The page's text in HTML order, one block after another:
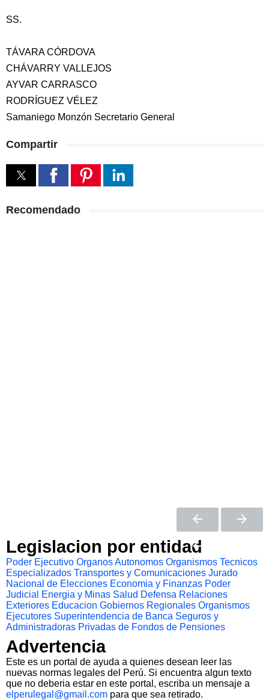
SS.
TÁVARA CÓRDOVA
CHÁVARRY VALLEJOS
AYVAR CARRASCO
RODRÍGUEZ VÉLEZ
Samaniego Monzón Secretario General
Compartir
Recomendado
Legislacion por entidad
Poder Ejecutivo Organos Autonomos Organismos Tecnicos
Especializados Transportes y Comunicaciones Jurado
Nacional de Elecciones Economia y Finanzas Poder
Judicial
Energia y Minas Salud Defensa Relaciones
Exteriores Educacion Gobiernos Regionales Organismos
Ejecutores Superintendencia de Banca Seguros y
Administradoras Privadas de Fondos de Pensiones
Advertencia
Este es un portal de ayuda a quienes desean leer las
nuevas normas legales del Perú. Si encuentra algun texto
que no deberia estar en este portal, escriba un mensaje a
elperulegal@gmail.com para que sea retirado.